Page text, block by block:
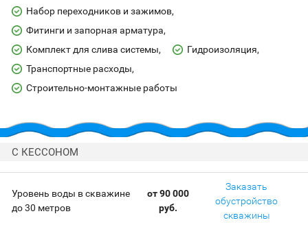
Набор переходников и зажимов
Фитинги и запорная арматура
Комплект для слива системы
Гидроизоляция
Транспортные расходы
Строительно-монтажные работы
С КЕССОНОМ
Уровень воды в скважине
до 30 метров
от 90 000
руб.
Заказать
обустройство
скважины